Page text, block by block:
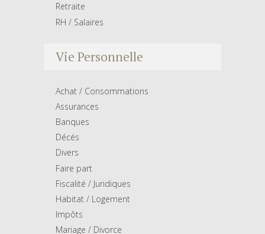
Retraite
RH / Salaires
Vie Personnelle
Achat / Consommations
Assurances
Banques
Décés
Divers
Faire part
Fiscalité / Juridiques
Habitat / Logement
Impôts
Mariage / Divorce